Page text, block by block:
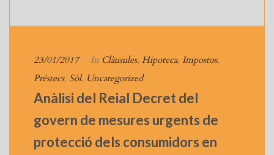
23/01/2017 | In Clàusules, Hipoteca, Impostos,
Préstecs, Sòl, Uncategorized
Anàlisi del Reial Decret del
govern de mesures urgents de
protecció dels consumidors en